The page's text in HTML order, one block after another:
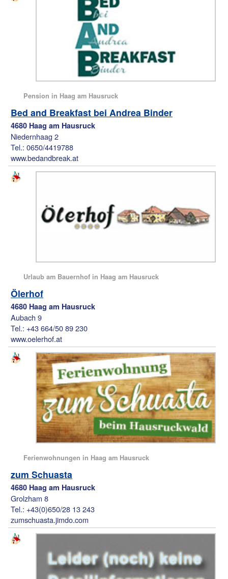
Pension in Haag am Hausruck
Bed and Breakfast bei Andrea Binder
4680 Haag am Hausruck
Niedernhaag 2
Tel.: 0650/4419788
www.bedandbreak.at
Urlaub am Bauernhof in Haag am Hausruck
Ölerhof
4680 Haag am Hausruck
Aubach 9
Tel.: +43 664/50 89 230
www.oelerhof.at
Ferienwohnungen in Haag am Hausruck
zum Schuasta
4680 Haag am Hausruck
Grolzham 8
Tel.: +43(0)650/28 13 243
zumschuasta.jimdo.com